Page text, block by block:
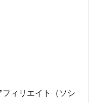
ィリエイト（ソシ